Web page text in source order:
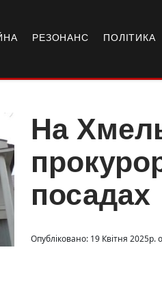
РЕЗОНАНС ПОЛІТИКА
На
посадах
Опубліковано: 19 Квітня 2025р.